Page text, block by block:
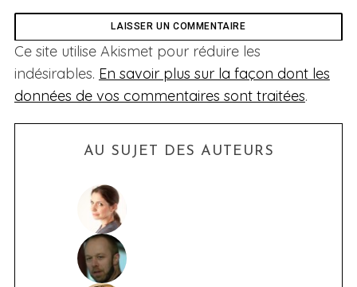
Ce site utilise Akismet pour réduire les
indésirables. En savoir plus sur la façon dont les
données de vos commentaires sont traitées.
AU SUJET DES AUTEURS